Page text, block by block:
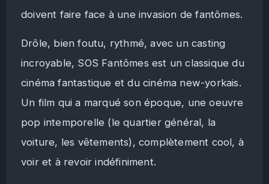
doivent faire face à une invasion de fantômes.
Drôle, bien foutu, rythmé, avec un casting
incroyable, SOS Fantômes est un classique du
cinéma fantastique et du cinéma new-yorkais.
Un film qui a marqué son époque, une oeuvre
pop intemporelle (le quartier général, la
voiture, les vêtements), complètement cool, à
voir et à revoir indéfiniment.